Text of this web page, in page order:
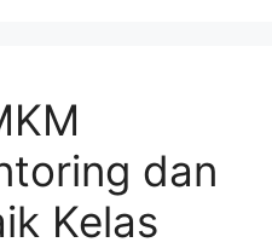
dan
Kelas